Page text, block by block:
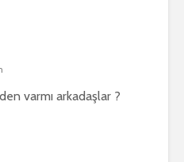
varmı arkadaşlar ?